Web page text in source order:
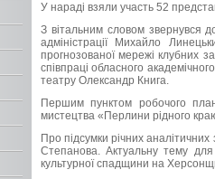
У нараді взяли участь 52
З вітальним словом звернувся
адміністрації Михайло
прогнозованої мережі клубних
співпраці обласного
театру Олександр Книга.
Першим пунктом робочого
мистецтва «Перлини рідного
Про підсумки річних
Степанова. Актуальну тему для
культурної спадщини на